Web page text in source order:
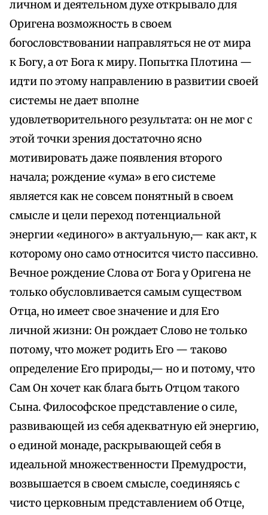
личном и деятельном духе открывало для
Оригена возможность в своем
богословствовании направляться не от мира
к Богу, а от Бога к миру. Попытка Плотина —
идти по этому направлению в развитии своей
системы не дает вполне
удовлетворительного результата: он не мог с
этой точки зрения достаточно ясно
мотивировать даже появления второго
начала; рождение «ума» в его системе
является как не совсем понятный в своем
смысле и цели переход потенциальной
энергии «единого» в актуальную,— как акт, к
которому оно само относится чисто пассивно.
Вечное рождение Слова от Бога у Оригена не
только обусловливается самым существом
Отца, но имеет свое значение и для Его
личной жизни: Он рождает Слово не только
потому, что может родить Его — таково
определение Его природы,— но и потому, что
Сам Он хочет как блага быть Отцом такого
Сына. Философское представление о силе,
развивающей из себя адекватную ей энергию,
о единой монаде, раскрывающей себя в
идеальной множественности Премудрости,
возвышается в своем смысле, соединяясь с
чисто церковным представлением об Отце,